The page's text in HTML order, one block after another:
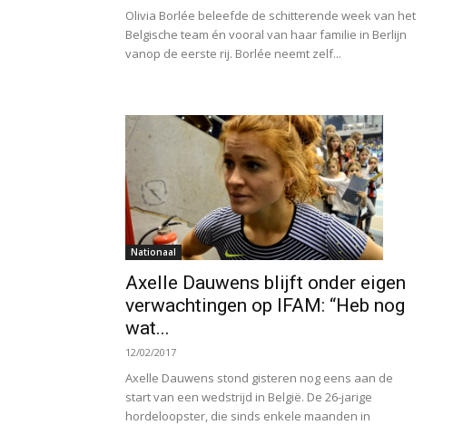
Olivia Borlée beleefde de schitterende week van het
Belgische team én vooral van haar familie in Berlijn
vanop de eerste rij. Borlée neemt zelf...
Nationaal
Axelle Dauwens blijft onder eigen
verwachtingen op IFAM: “Heb nog
wat...
12/02/2017
Axelle Dauwens stond gisteren nog eens aan de
start van een wedstrijd in België. De 26-jarige
hordeloopster, die sinds enkele maanden in